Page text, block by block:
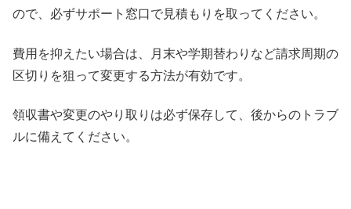
ので、必ずサポート窓口で見積もりを取ってください。
費用を抑えたい場合は、月末や学期替わりなど請求周期の
区切りを狙って変更する方法が有効です。
領収書や変更のやり取りは必ず保存して、後からのトラブ
ルに備えてください。